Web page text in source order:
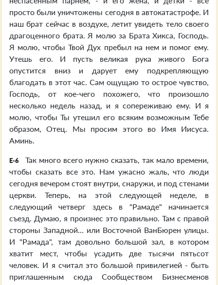
просто были уничтожены сегодня в автокатастрофе. И
наш брат сейчас в воздухе, летит увидеть тело своего
драгоценного брата. Я молю за Брата Хикса, Господь.
Я молю, чтобы Твой Дух пребыл на нем и помог ему.
Утешь его. И пусть великая рука живого Бога
опустится вниз и дарует ему подкрепляющую
благодать в этот час. Сам ощущаю то острое чувство,
Господь, от кое-чего похожего, что произошло
несколько недель назад, и я сопереживаю ему. И я
молю, чтобы Ты утешил его всяким возможным Тебе
образом, Отец. Мы просим этого во Имя Иисуса.
Аминь.
E-6
Так много всего нужно сказать, так мало времени,
чтобы сказать все это. Нам ужасно жаль, что люди
сегодня вечером стоят внутри, снаружи, и под стенами
церкви. Теперь, на этой следующей неделе, в
следующий четверг здесь в "Рамаде" начинается
съезд. Думаю, я произнес это правильно. Там с правой
стороны Западной... или Восточной ВанБюрен улицы.
И "Рамада", там довольно большой зал, в котором
хватит мест, чтобы усадить две тысячи пятьсот
человек. И я считал это большой привилегией - быть
приглашенным сюда Сообществом Бизнесменов